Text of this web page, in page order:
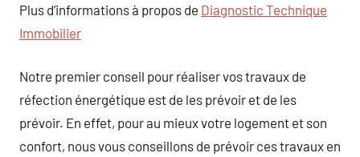
Plus d’informations à propos de Diagnostic Technique
Immobilier
Notre premier conseil pour réaliser vos travaux de
réfection énergétique est de les prévoir et de les
prévoir. En effet, pour au mieux votre logement et son
confort, nous vous conseillons de prévoir ces travaux en